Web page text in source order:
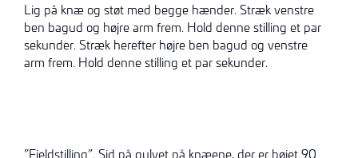
Lig på knæ og støt med begge hænder. Stræk venstre
ben bagud og højre arm frem. Hold denne stilling et par
sekunder. Stræk herefter højre ben bagud og venstre
arm frem. Hold denne stilling et par sekunder.
”Fjeldstilling”. Sid på gulvet på knæene, der er bøjet 90